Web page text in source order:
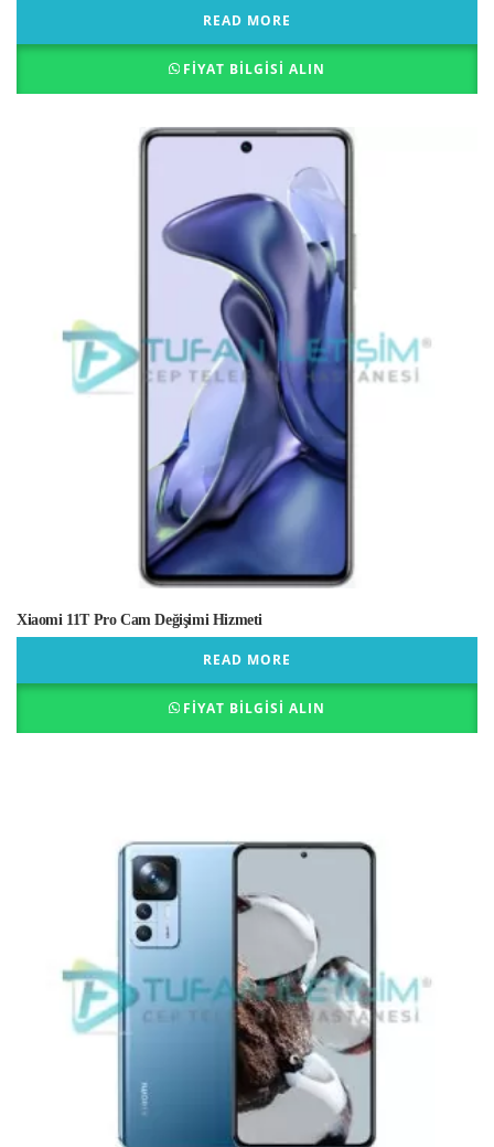
READ MORE
FIYAT BILGISI ALIN
Xiaomi 11T Pro Cam Değişimi Hizmeti
READ MORE
FIYAT BILGISI ALIN